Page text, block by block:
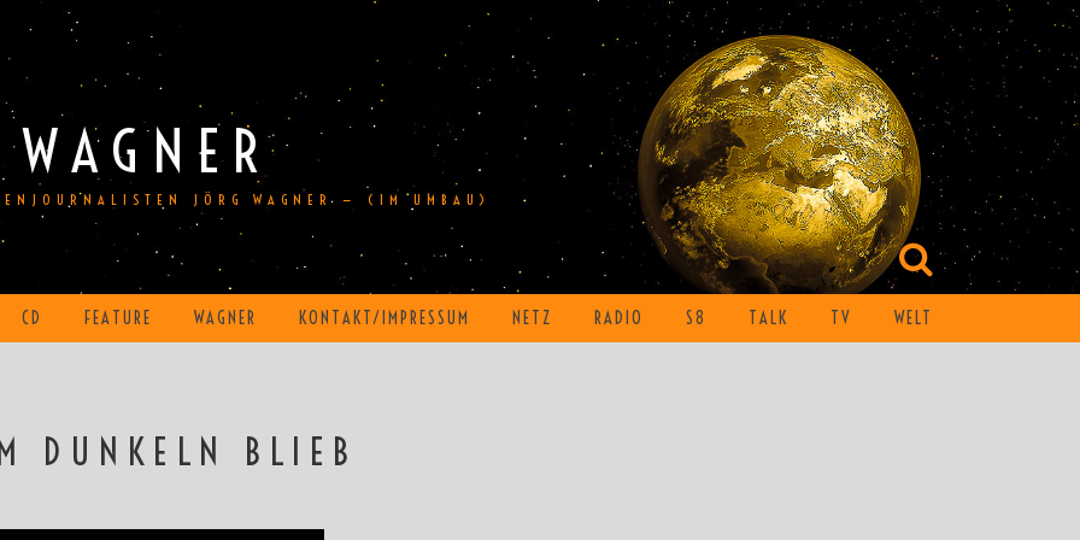
JÖRG WAGNER — (IM UMBAU)
CD FEATURE WAGNER KONTAKT/IMPRESSUM NETZ RADIO S8 TALK TV WELT
DUNKELN BLIEB